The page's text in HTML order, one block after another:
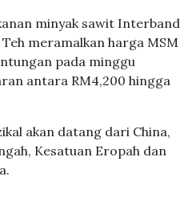
minyak sawit Interband
meramalkan harga MSM
pada minggu
antara RM4,200 hingga
akan datang dari China,
Kesatuan Eropah dan